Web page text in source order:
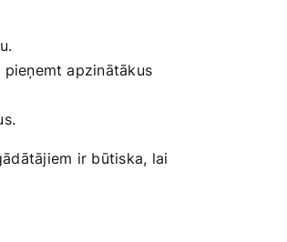
apzinātākus
​ir būtiska,​ lai